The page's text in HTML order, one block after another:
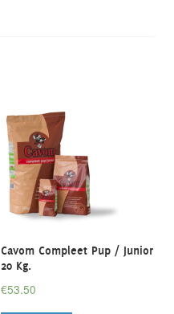
Cavom Compleet Pup / Junior
20 Kg.
€53.50